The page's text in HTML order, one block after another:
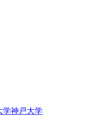
学神戸大学